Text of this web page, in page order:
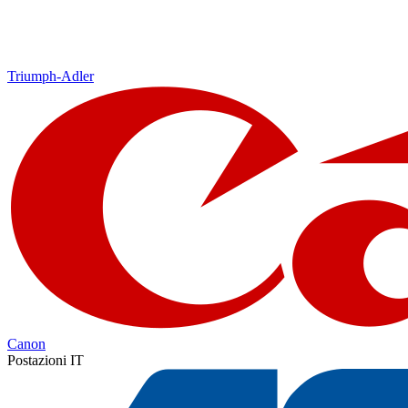
Triumph-Adler
Canon
Postazioni IT